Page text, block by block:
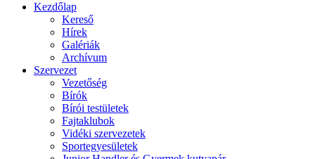
Kezdőlap
Kereső
Hírek
Galériák
Archívum
Szervezet
Vezetőség
Bírók
Bírói testületek
Fajtaklubok
Vidéki szervezetek
Sportegyesületek